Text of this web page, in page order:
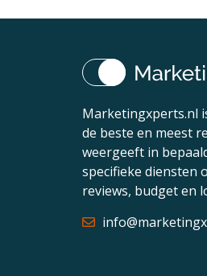
Marketingxperts.nl
de beste en meest
weergeeft in
specifieke diensten
reviews, budget en